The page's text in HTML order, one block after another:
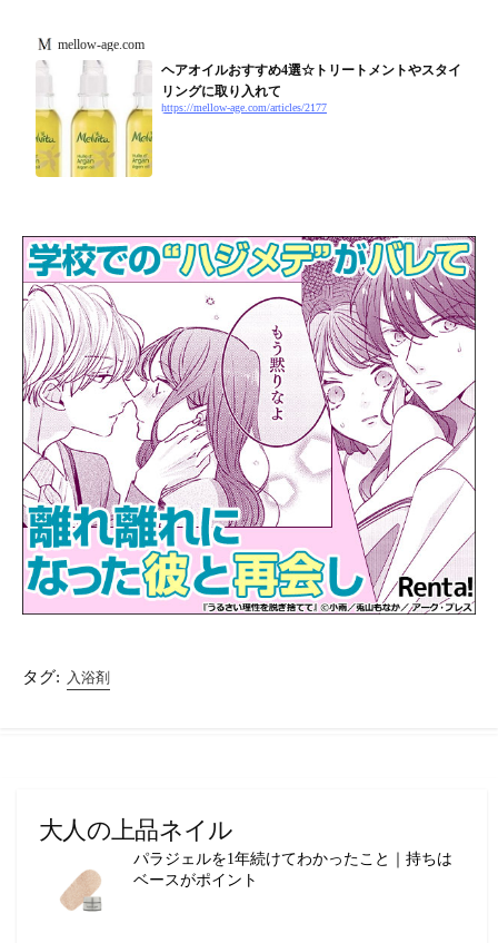
mellow-age.com
ヘアオイルおすすめ4選☆トリートメントやスタイ
リングに取り入れて
https://mellow-age.com/articles/2177
タグ: 入浴剤
大人の上品ネイル
パラジェルを1年続けてわかったこと｜持ちは
ベースがポイント